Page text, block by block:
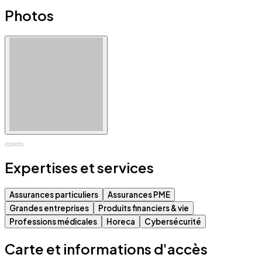
Photos
Expertises et services
Assurances particuliers
Assurances PME
Grandes entreprises
Produits financiers & vie
Professions médicales
Horeca Cybersécurité
Carte et informations d'accès